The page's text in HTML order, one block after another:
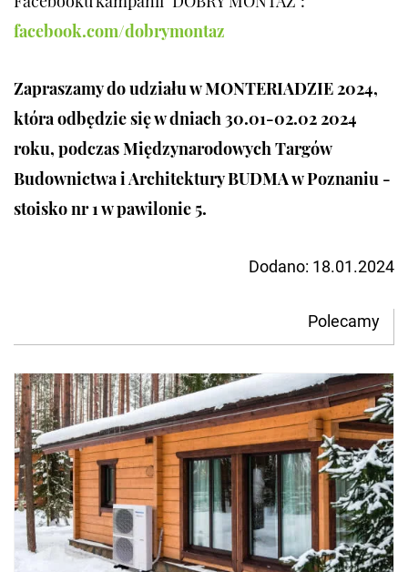
facebook.com/dobrymontaz
Zapraszamy do udziału w MONTERIADZIE 2024,
która odbędzie się w dniach 30.01-02.02 2024
roku, podczas Międzynarodowych Targów
Budownictwa i Architektury BUDMA w Poznaniu -
stoisko nr 1 w pawilonie 5.
Dodano: 18.01.2024
Polecamy